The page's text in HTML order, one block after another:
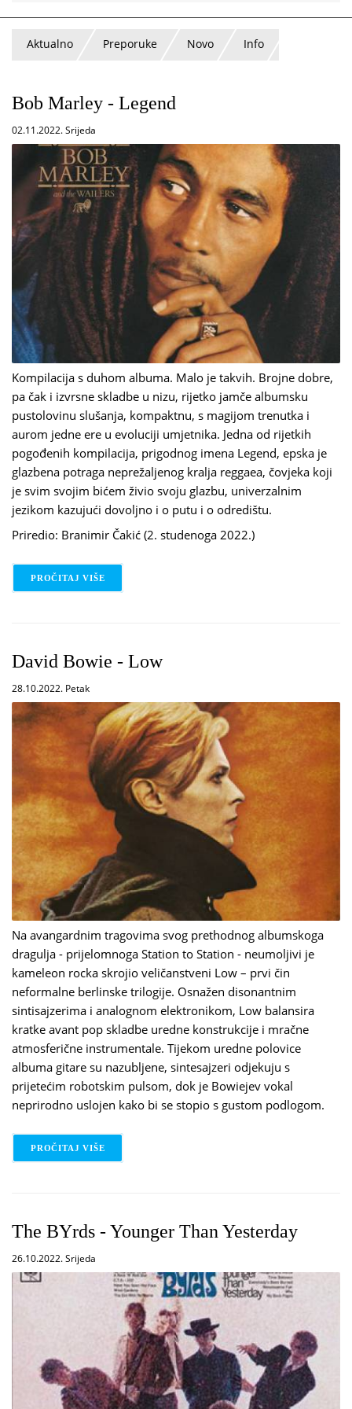
Aktualno Preporuke Novo Info
Bob Marley - Legend
02.11.2022. Srijeda
Kompilacija s duhom albuma. Malo je takvih. Brojne dobre,
pa čak i izvrsne skladbe u nizu, rijetko jamče albumsku
pustolovinu slušanja, kompaktnu, s magijom trenutka i
aurom jedne ere u evoluciji umjetnika. Jedna od rijetkih
pogođenih kompilacija, prigodnog imena Legend, epska je
glazbena potraga neprežaljenog kralja reggaea, čovjeka koji
je svim svojim bićem živio svoju glazbu, univerzalnim
jezikom kazujući dovoljno i o putu i o odredištu.
Priredio: Branimir Čakić (2. studenoga 2022.)
PROČITAJ VIŠE
David Bowie - Low
28.10.2022. Petak
Na avangardnim tragovima svog prethodnog albumskoga
dragulja - prijelomnoga Station to Station - neumoljivi je
kameleon rocka skrojio veličanstveni Low – prvi čin
neformalne berlinske trilogije. Osnažen disonantnim
sintisajzerima i analognom elektronikom, Low balansira
kratke avant pop skladbe uredne konstrukcije i mračne
atmosferične instrumentale. Tijekom uredne polovice
albuma gitare su nazubljene, sintesajzeri odjekuju s
prijetećim robotskim pulsom, dok je Bowiejev vokal
neprirodno uslojen kako bi se stopio s gustom podlogom.
PROČITAJ VIŠE
The BYrds - Younger Than Yesterday
26.10.2022. Srijeda